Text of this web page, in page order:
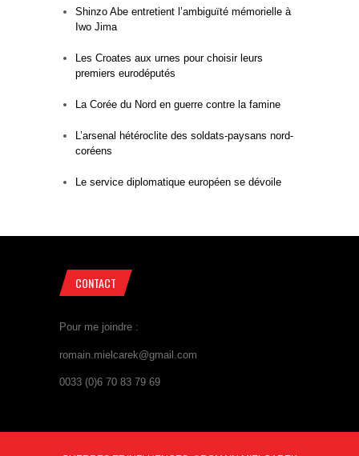
Shinzo Abe entretient l’ambiguïté mémorielle à
Iwo Jima
Les Croates aux urnes pour choisir leurs
premiers eurodéputés
La Corée du Nord en guerre contre la famine
L’arsenal hétéroclite des soldats-paysans nord-
coréens
Le service diplomatique européen se dévoile
CONTACT
Pour me joindre :
romain.mielcarek@gmail.com
0033 (0)6 70 83 79 69